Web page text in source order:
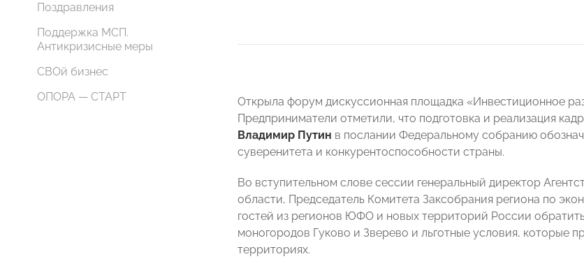
Поздравления
Поддержка МСП.
Антикризисные меры
СВОй бизнес
ОПОРА — СТАРТ
Открыла форум дискуссионная площадка «Инвестиционное
Предприниматели отметили, что подготовка и реализация
Владимир Путин в послании Федеральному собранию
суверенитета и конкурентоспособности страны.
Во вступительном слове сессии генеральный директор
области, Председатель Комитета Заксобрания региона по
гостей из регионов ЮФО и новых территорий России
моногородов Гуково и Зверево и льготные условия, которые
территориях.